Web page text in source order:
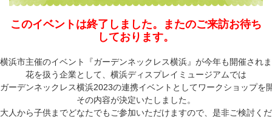
JDCA(ディスプレイスクール)
店舗情報・営業日
会社情報
このイベントは終了しました。またのご来訪お待ち
しております。
横浜市主催のイベント『ガーデンネックレス横浜』が今年も開催され
花を扱う企業として、横浜ディスプレイミュージアムでは
ガーデンネックレス横浜2023の連携イベントとしてワークショップを
その内容が決定いたしました。
大人から子供までどなたでもご参加いただけますので、是非ご検討く